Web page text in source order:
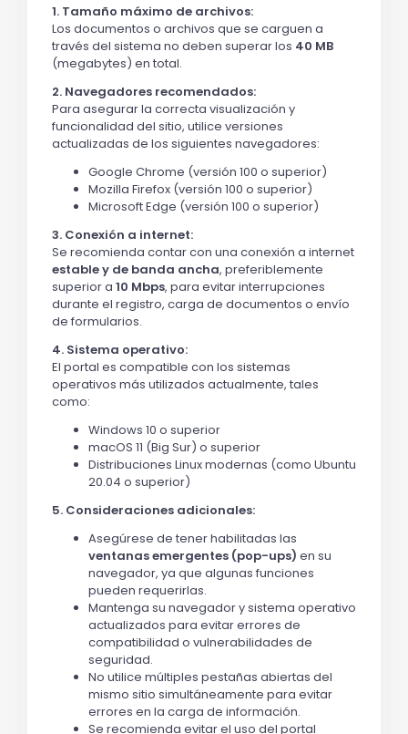
1. Tamaño máximo de archivos:
Los documentos o archivos que se carguen a
través del sistema no deben superar los 40 MB
(megabytes) en total.
2. Navegadores recomendados:
Para asegurar la correcta visualización y
funcionalidad del sitio, utilice versiones
actualizadas de los siguientes navegadores:
Google Chrome (versión 100 o superior)
Mozilla Firefox (versión 100 o superior)
Microsoft Edge (versión 100 o superior)
3. Conexión a internet:
Se recomienda contar con una conexión a internet
estable y de banda ancha, preferiblemente
superior a 10 Mbps, para evitar interrupciones
durante el registro, carga de documentos o envío
de formularios.
4. Sistema operativo:
El portal es compatible con los sistemas
operativos más utilizados actualmente, tales
como:
Windows 10 o superior
macOS 11 (Big Sur) o superior
Distribuciones Linux modernas (como Ubuntu
20.04 o superior)
5. Consideraciones adicionales:
Asegúrese de tener habilitadas las
ventanas emergentes (pop-ups) en su
navegador, ya que algunas funciones
pueden requerirlas.
Mantenga su navegador y sistema operativo
actualizados para evitar errores de
compatibilidad o vulnerabilidades de
seguridad.
No utilice múltiples pestañas abiertas del
mismo sitio simultáneamente para evitar
errores en la carga de información.
Se recomienda evitar el uso del portal